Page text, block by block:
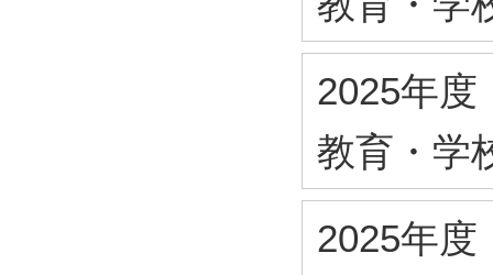
2025年度
教育・学
2025年度